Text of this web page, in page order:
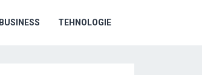
BUSINESS TEHNOLOGIE